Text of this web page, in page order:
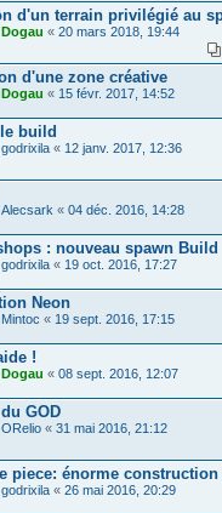
d'un terrain privilégié au
Dogau « 20 mars 2018, 19:44
d'une zone créative
Dogau « 15 févr. 2017, 14:52
build
godrixila « 12 janv. 2017, 12:36
Alecsark « 04 déc. 2016, 14:28
: nouveau spawn Build
godrixila « 19 oct. 2016, 17:27
Neon
Mintoc « 19 sept. 2016, 17:15
!
Dogau « 08 sept. 2016, 12:07
GOD
ORelio « 31 mai 2016, 21:12
piece: énorme construction
godrixila « 26 mai 2016, 20:29